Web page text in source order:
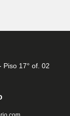
Piso 17° of. 02